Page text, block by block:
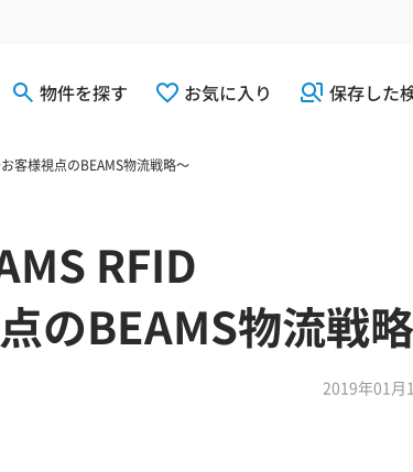
物件を探す お気に入り 保存した
客様視点のBEAMS物流戦略～
RFID
のBEAMS物流戦
2019年01月